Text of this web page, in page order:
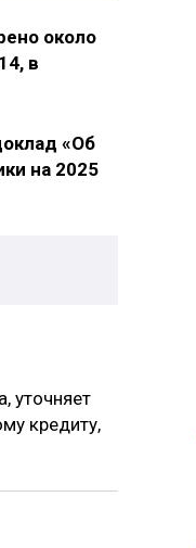
около
в
«Об
на 2025
уточняет
кредиту,